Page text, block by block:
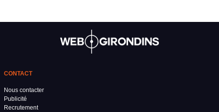
CONTACT
Nous contacter
Publicité
Recrutement